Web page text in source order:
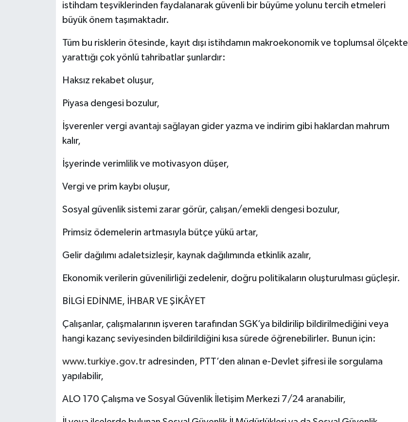
istihdam teşviklerinden faydalanarak güvenli bir büyüme yolunu tercih etmeleri
büyük önem taşımaktadır.
Tüm bu risklerin ötesinde, kayıt dışı istihdamın makroekonomik ve toplumsal ölçekte
yarattığı çok yönlü tahribatlar şunlardır:
Haksız rekabet oluşur,
Piyasa dengesi bozulur,
İşverenler vergi avantajı sağlayan gider yazma ve indirim gibi haklardan mahrum
kalır,
İşyerinde verimlilik ve motivasyon düşer,
Vergi ve prim kaybı oluşur,
Sosyal güvenlik sistemi zarar görür, çalışan/emekli dengesi bozulur,
Primsiz ödemelerin artmasıyla bütçe yükü artar,
Gelir dağılımı adaletsizleşir, kaynak dağılımında etkinlik azalır,
Ekonomik verilerin güvenilirliği zedelenir, doğru politikaların oluşturulması güçleşir.
BİLGİ EDİNME, İHBAR VE ŞİKÂYET
Çalışanlar, çalışmalarının işveren tarafından SGK’ya bildirilip bildirilmediğini veya
hangi kazanç seviyesinden bildirildiğini kısa sürede öğrenebilirler. Bunun için:
www.turkiye.gov.tradresinden, PTT’den alınan e-Devlet şifresi ile sorgulama
yapılabilir,
ALO 170 Çalışma ve Sosyal Güvenlik İletişim Merkezi 7/24 aranabilir,